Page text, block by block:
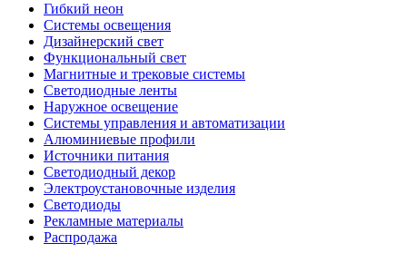
Гибкий неон
Системы освещения
Дизайнерский свет
Функциональный свет
Магнитные и трековые системы
Светодиодные ленты
Наружное освещение
Системы управления и автоматизации
Алюминиевые профили
Источники питания
Светодиодный декор
Электроустановочные изделия
Светодиоды
Рекламные материалы
Распродажа